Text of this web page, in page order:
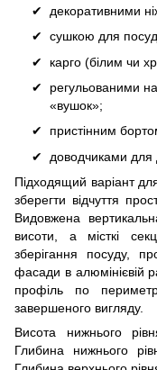
декоративними
сушкою для
карго (білим чи
регульованими навісами + шиною замість навісних
«вушок»;
пристінним
доводчиками
Підходящий варіант
зберегти відчуття
Видовжена
висоти, а місткі
зберігання посуду,
фасади в алюмінієвій
профіль по
завершеного вигляду.
Висота нижнього
Глибина нижнього